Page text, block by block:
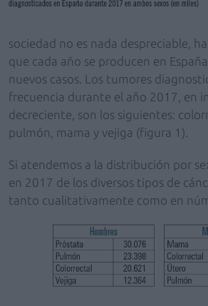
sociedad no es nada despreciable,
que cada año se producen en
nuevos casos. Los tumores
frecuencia durante el año 2017, en
decreciente, son los siguientes:
pulmón, mama y vejiga (figura 1).
Si atendemos a la distribución por
en 2017 de los diversos tipos de
tanto cualitativamente como en